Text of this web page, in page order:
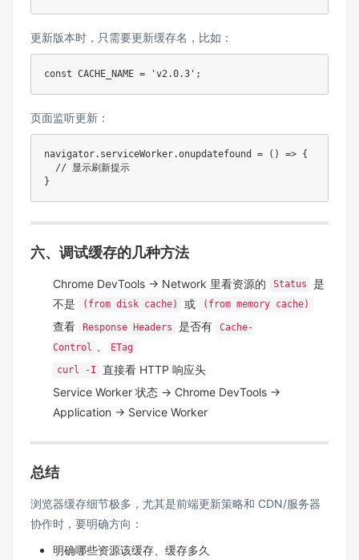
更新版本时，只需要更新缓存名，比如：
const CACHE_NAME = 'v2.0.3';
页面监听更新：
navigator.serviceWorker.onupdatefound = () => {
  // 显示刷新提示
}
六、调试缓存的几种方法
Chrome DevTools → Network 里看资源的 Status
是
不是
(from disk cache) 或 (from memory cache)
查看 Response Headers 是否有
Cache-
Control
ETag
curl -I
直接看 HTTP 响应头
Service Worker 状态 → Chrome DevTools →
Application → Service Worker
总结
浏览器缓存细节极多，尤其是前端更新策略和 CDN/服务器
协作时，要明确方向：
明确哪些资源该缓存、缓存多久